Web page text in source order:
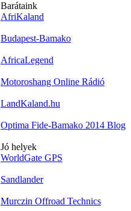
Barátaink
AfriKaland
Budapest-Bamako
AfricaLegend
Motoroshang Online Rádió
LandKaland.hu
Optima Fide-Bamako 2014 Blog
Jó helyek
WorldGate GPS
Sandlander
Murczin Offroad Technics